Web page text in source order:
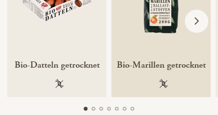
Bio-Datteln getrocknet
100 % gentechnikfrei
Bio-Marillen getrocknet
100 %